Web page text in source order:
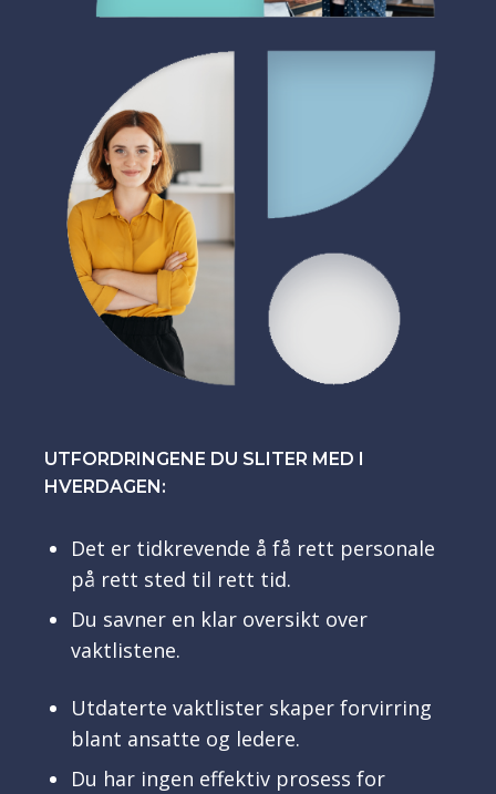
UTFORDRINGENE DU SLITER MED I
HVERDAGEN:
Det er tidkrevende å få rett personale
på rett sted til rett tid.
Du savner en klar oversikt over
vaktlistene.
Utdaterte vaktlister skaper forvirring
blant ansatte og ledere.
Du har ingen effektiv prosess for